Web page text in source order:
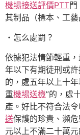
機場接送評價PTT門
其制品（標本、工
・怎么處罰？
依據犯法情節輕重
年以下有期徒刑或
的，處五年以上十
重機場送機”的，處
產。好比不符合法
送保護的珍貴、瀕
元以上不滿二十萬